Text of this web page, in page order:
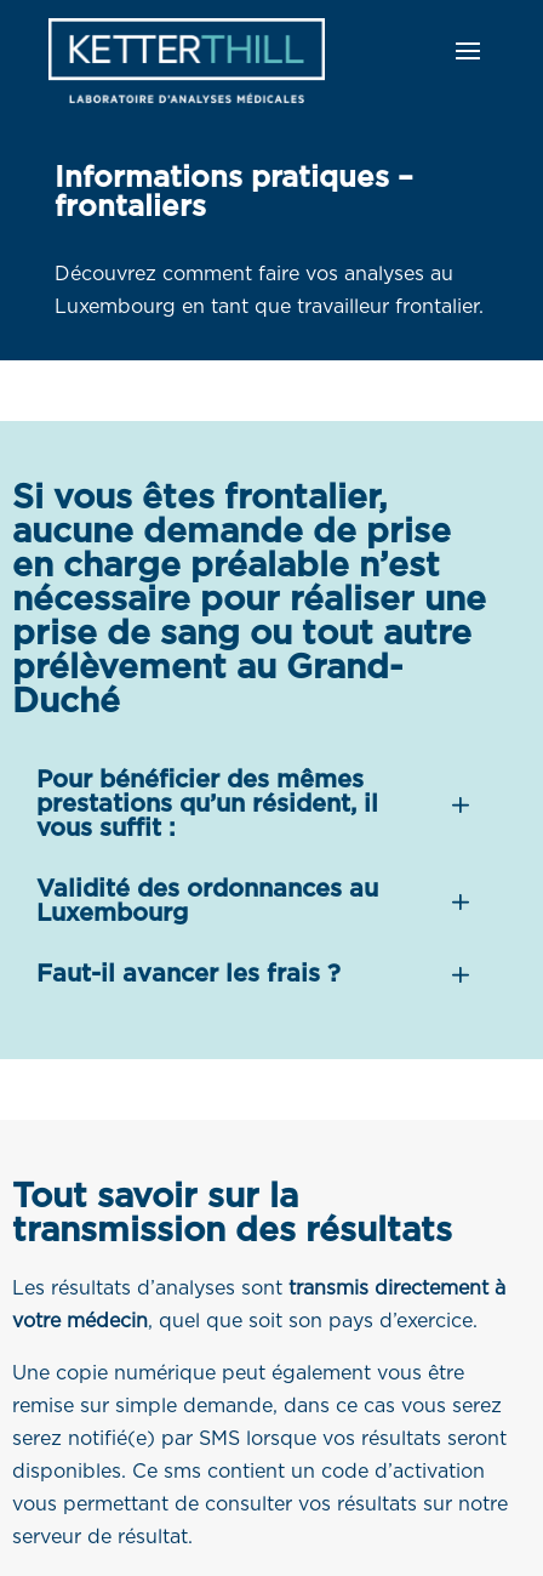
Informations pratiques –
frontaliers
Découvrez comment faire vos analyses au
Luxembourg en tant que travailleur frontalier.
Si vous êtes frontalier,
aucune demande de prise
en charge préalable n’est
nécessaire pour réaliser une
prise de sang ou tout autre
prélèvement au Grand-
Duché
Pour bénéficier des mêmes
prestations qu’un résident, il
vous suffit :
Validité des ordonnances au
Luxembourg
Faut-il avancer les frais ?
Tout savoir sur la
transmission des résultats
Les résultats d’analyses sont transmis directement à
votre médecin, quel que soit son pays d’exercice.
Une copie numérique peut également vous être
remise sur simple demande, dans ce cas vous serez
serez notifié(e) par SMS lorsque vos résultats seront
disponibles. Ce sms contient un code d’activation
vous permettant de consulter vos résultats sur notre
serveur de résultat.